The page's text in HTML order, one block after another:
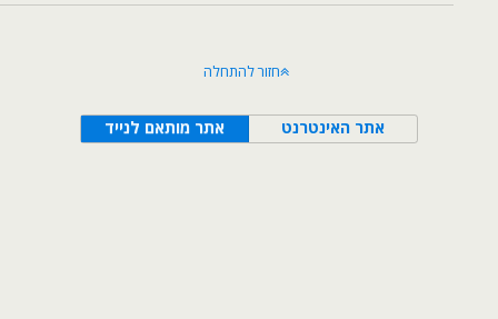
חזור להתחלה
אתר מותאם לנייד אתר האינטרנט